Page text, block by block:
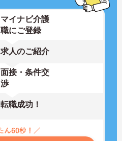
マイナビ介護
職にご登録
求人のご紹介
面接・条件交
渉
転職成功！